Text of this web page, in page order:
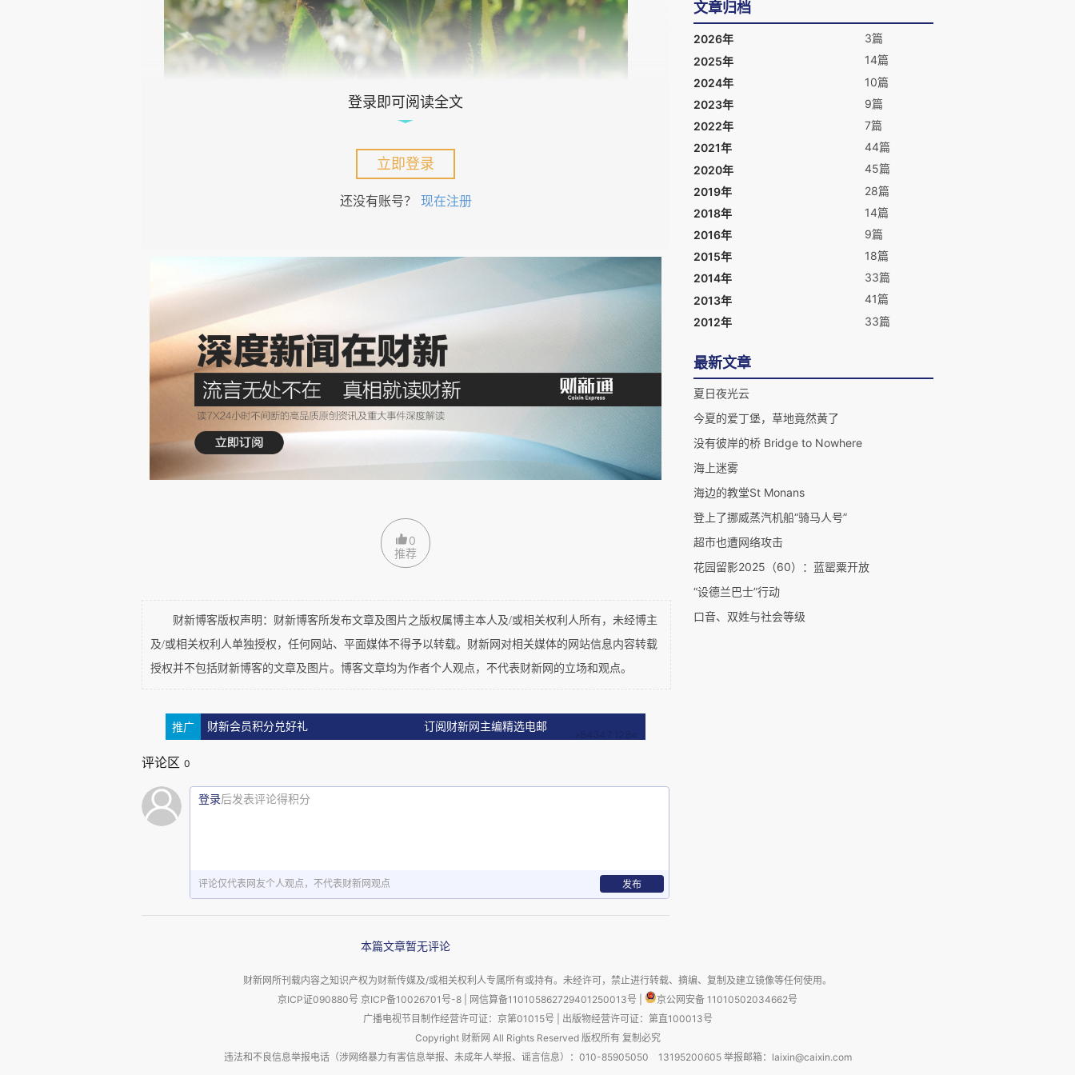
Meconopsis Himalayan blue poppy
今年花园里最让人兴奋的事情之一，无疑是蓝罂粟又开放了。
我第一次见到蓝罂粟 是在苏格兰的布兰克林花园
，那是2019年。惊艳之下，决
定自己种。很多人都说蓝罂粟非常难种，所以当时作出这个决定，可算是无知者无
从买种子开始，花了不少力气，几经失败，终于在2022年，种在地里的6株和花
我们以为成功了，但没想到高兴得太早了。它们大部分没有挨过冬天，以后的两
年，只有地里的一株活下来了，但是每年都长得矮小，没有开花。我们也学会了用
花盆给它挡风遮阳。今年这株破土而出之后，长得十分茁壮，高度达到50 cm，比
过去几年，包括2022年都高，然后出现了3个花苞，现在开了第一朵。虽然没法和
布兰克林花园大片的蓝罂粟相比，但这朵真是十分娇艳。
（Meconopsis）。
登录即可阅读全文
立即登录
还没有账号？ 现在注册
0
推荐
财新博客版权声明：财新博客所发布文章及图片之版权属博主本人及/或相关权利人所有，未经博主
及/或相关权利人单独授权，任何网站、平面媒体不得予以转载。财新网对相关媒体的网站信息内容转载
授权并不包括财新博客的文章及图片。博客文章均为作者个人观点，不代表财新网的立场和观点。
推广 财新会员积分兑好礼 订阅财新网主编精选电邮
评论区 0
登录后发表评论得积分
评论仅代表网友个人观点，不代表财新网观点 发布
本篇文章暂无评论
文章归档
2026年
3篇
2025年
14篇
2024年
10篇
2023年
9篇
2022年
7篇
2021年
44篇
2020年
45篇
2019年
28篇
2018年
14篇
2016年
9篇
2015年
18篇
2014年
33篇
2013年
41篇
2012年
33篇
最新文章
夏日夜光云
今夏的爱丁堡，草地竟然黄了
没有彼岸的桥 Bridge to Nowhere
海上迷雾
海边的教堂St Monans
登上了挪威蒸汽机船“骑马人号”
超市也遭网络攻击
花园留影2025（60）：蓝罂粟开放
“设德兰巴士”行动
口音、双姓与社会等级
财新网所刊载内容之知识产权为财新传媒及/或相关权利人专属所有或持有。未经许可，禁止进行转载、摘编、复制及建立镜像等任何使用。
京ICP证090880号 京ICP备10026701号-8 网信算备110105862729401250013号
京公网安备 11010502034662号
广播电视节目制作经营许可证：京第01015号
出版物经营许可证：第直100013号
Copyright 财新网 All Rights Reserved 版权所有 复制必究
违法和不良信息举报电话（涉网络暴力有害信息举报、未成年人举报、谣言信息）：010-85905050 13195200605 举报邮箱：laixin@caixin.com